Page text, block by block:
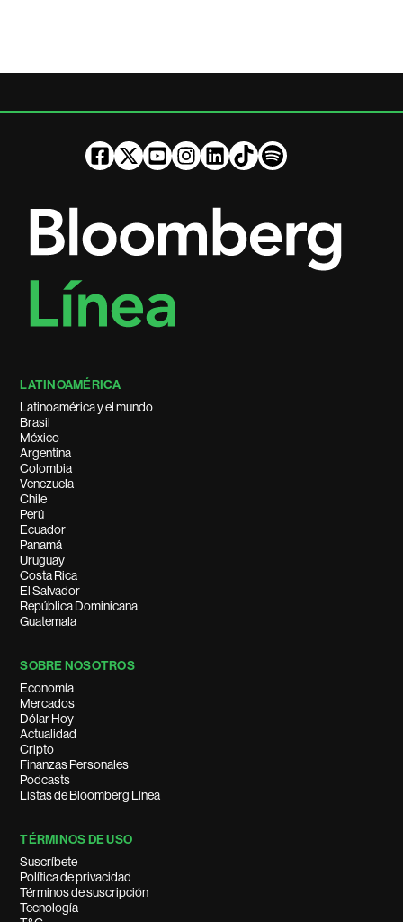
LATINOAMÉRICA
Latinoamérica y el mundo
Brasil
México
Argentina
Colombia
Venezuela
Chile
Perú
Ecuador
Panamá
Uruguay
Costa Rica
El Salvador
República Dominicana
Guatemala
SOBRE NOSOTROS
Economía
Mercados
Dólar Hoy
Actualidad
Cripto
Finanzas Personales
Podcasts
Listas de Bloomberg Línea
TÉRMINOS DE USO
Suscríbete
Política de privacidad
Términos de suscripción
Tecnología